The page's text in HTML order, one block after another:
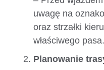
uwagę na
oraz strzałki
właściwego pasa.
Planowanie